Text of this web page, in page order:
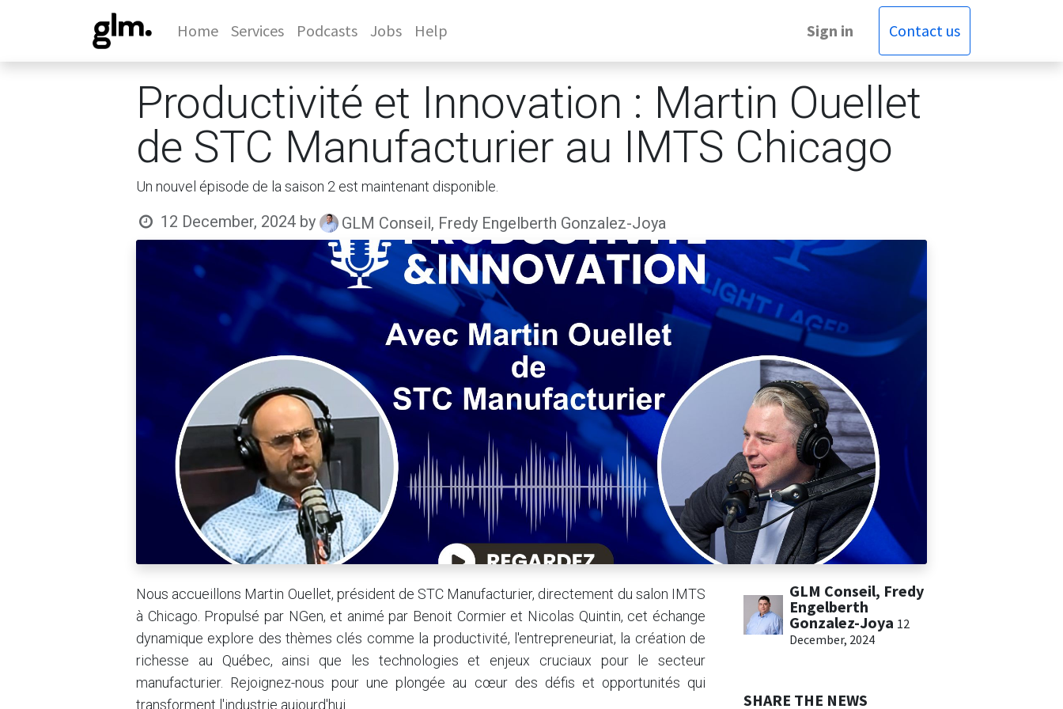
Home Services Podcasts Jobs Help Sign in Contact us
Productivité et Innovation : Martin Ouellet
de STC Manufacturier au IMTS Chicago
Un nouvel épisode de la saison 2 est maintenant disponible.
12 December, 2024 by GLM Conseil, Fredy Engelberth Gonzalez-Joya
Nous accueillons Martin Ouellet, président de STC Manufacturier, directement du salon IMTS
à Chicago. Propulsé par NGen, et animé par Benoit Cormier et Nicolas Quintin, cet échange
dynamique explore des thèmes clés comme la productivité, l'entrepreneuriat, la création de
richesse au Québec, ainsi que les technologies et enjeux cruciaux pour le secteur
manufacturier. Rejoignez-nous pour une plongée au cœur des défis et opportunités qui
transforment l'industrie aujourd'hui.
GLM Conseil, Fredy
Engelberth
Gonzalez-Joya 12
December, 2024
SHARE THE NEWS